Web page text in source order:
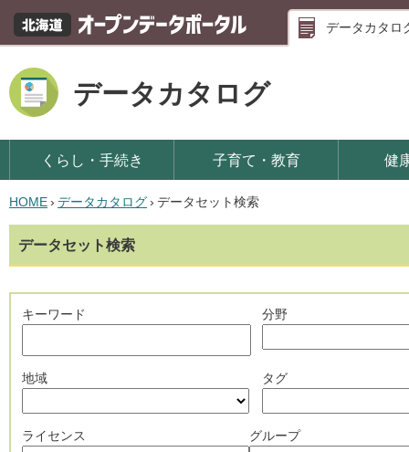
データカタロ
データカタログ
くらし・手続き 子育て・教育 健
HOME› データカタログ› データセット検索
データセット検索
キーワード 分野
地域 タグ
ライセンス グループ